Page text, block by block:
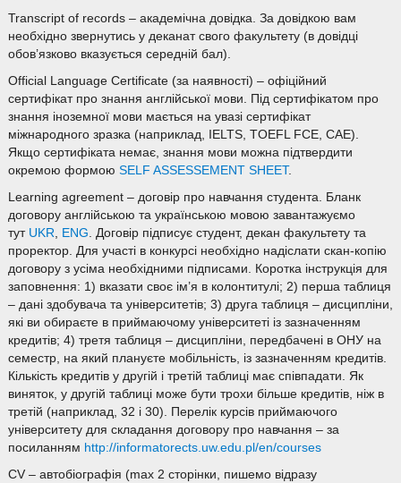
Transcript of records – академічна довідка. За довідкою вам
необхідно звернутись у деканат свого факультету (в довідці
обов’язково вказується середній бал).
Official Language Certificate (за наявності) – офіційний
сертифікат про знання англійської мови. Під сертифікатом про
знання іноземної мови мається на увазі сертифікат
міжнародного зразка (наприклад, IELTS, TOEFL FCE, CAE).
Якщо сертифіката немає, знання мови можна підтвердити
окремою формою SELF ASSESSEMENT SHEET.
Learning agreement – договір про навчання студента. Бланк
договору англійською та українською мовою завантажуємо
тут UKR, ENG. Договір підписує студент, декан факультету та
проректор. Для участі в конкурсі необхідно надіслати скан-копію
договору з усіма необхідними підписами. Коротка інструкція для
заповнення: 1) вказати своє ім’я в колонтитулі; 2) перша таблиця
– дані здобувача та університетів; 3) друга таблиця – дисципліни,
які ви обираєте в приймаючому університеті із зазначенням
кредитів; 4) третя таблиця – дисципліни, передбачені в ОНУ на
семестр, на який плануєте мобільність, із зазначенням кредитів.
Кількість кредитів у другій і третій таблиці має співпадати. Як
виняток, у другій таблиці може бути трохи більше кредитів, ніж в
третій (наприклад, 32 і 30). Перелік курсів приймаючого
університету для складання договору про навчання – за
посиланням http://informatorects.uw.edu.pl/en/courses
CV – автобіографія (max 2 сторінки, пишемо відразу